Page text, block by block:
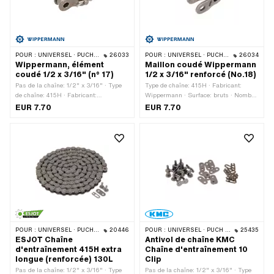
POUR : UNIVERSEL · PUCH · SACHS · PONY / CILO (BÊTA 521 & 512) · ZÜNDAPP BELMONDO · TOMOS · BYE BIKE 26033
Wippermann, élément
coudé 1/2 x 3/16" (n° 17)
Pas de la chaîne: 1/2" x 3/16" · Type
de chaîne: 415H · Fabricant:
Wippermann · Matériau: Acier ·
Membre coudé · Ø du trou: 4.15 mm ·
EUR 7.70
POUR : UNIVERSEL · PUCH · SACHS · PONY / CILO (BÊTA 521 & 512) · ZÜNDAPP BELMONDO · TOMOS · BYE BIKE 26034
Maillon coudé Wippermann
1/2 x 3/16" renforcé (No.18)
Type de chaîne: 415H · Fabricant:
Wippermann · Surface: bruts · Nombre
de maillons: 1 pcs · Matériau: Acier ·
Ø du trou: 4.25 mm · Ø de la tige: 4.15
EUR 7.70
POUR : UNIVERSEL · PUCH · SACHS · PONY / CILO (BÊTA 521 & 512) · ZÜNDAPP BELMONDO · TOMOS · BYE BIKE 20446
ESJOT Chaîne
d'entraînement 415H extra
longue (renforcée) 130L
Pas de la chaîne: 1/2" x 3/16" · Type
POUR : UNIVERSEL · PUCH · SACHS · PONY / CILO (BÊTA 521 & 512) · ZÜNDAPP BELMONDO · TOMOS · BYE BIKE 25435
Antivol de chaîne KMC
Chaîne d'entraînement 10
Clip
Pas de la chaîne: 1/2" x 3/16" · Type